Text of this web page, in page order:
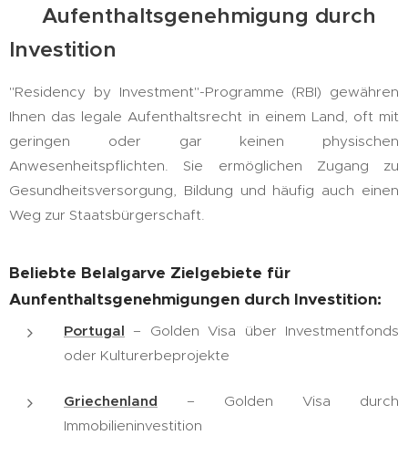
🏡 Aufenthaltsgenehmigung durch
Investition
"Residency by Investment"-Programme (RBI) gewähren
Ihnen das legale Aufenthaltsrecht in einem Land, oft mit
geringen oder gar keinen physischen
Anwesenheitspflichten. Sie ermöglichen Zugang zu
Gesundheitsversorgung, Bildung und häufig auch einen
Weg zur Staatsbürgerschaft.
Beliebte Belalgarve Zielgebiete für
Aunfenthaltsgenehmigungen durch Investition:
Portugal – Golden Visa über Investmentfonds
oder Kulturerbeprojekte
Griechenland – Golden Visa durch
Immobilieninvestition